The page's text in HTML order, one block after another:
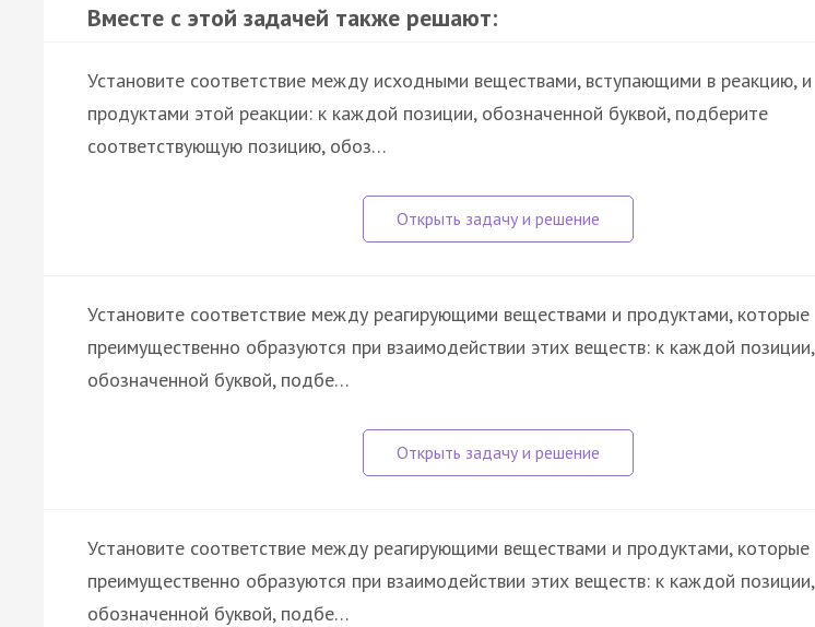
Вместе с этой задачей также решают:
Установите соответствие между исходными веществами, вступающими в реакцию, и
продуктами этой реакции: к каждой позиции, обозначенной буквой, подберите
соответствующую позицию, обоз…
Установите соответствие между реагирующими веществами и продуктами, которые
преимущественно образуются при взаимодействии этих веществ: к каждой позиции,
обозначенной буквой, подбе…
Установите соответствие между реагирующими веществами и продуктами, которые
преимущественно образуются при взаимодействии этих веществ: к каждой позиции,
обозначенной буквой, подбе…